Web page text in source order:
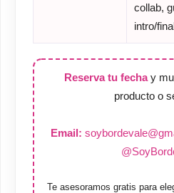
collab,
intro/
Reserva tu fechay
producto o
Email:
Te asesoramos gratis para